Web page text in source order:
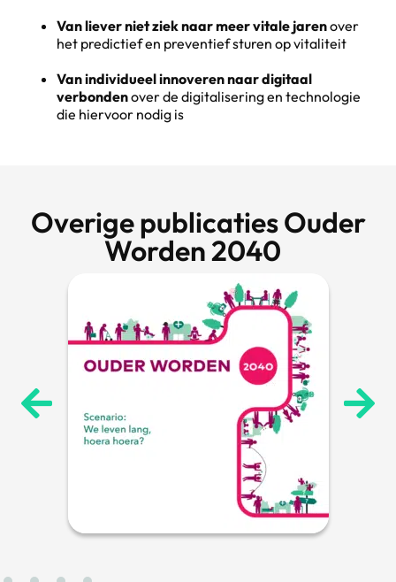
Van liever niet ziek naar meer vitale jarenover
het predictief en preventief sturen op vitaliteit
Van individueel innoveren naar digitaal
verbondenover de digitalisering en technologie
die hiervoor nodig is
Overige publicaties Ouder
Worden 2040